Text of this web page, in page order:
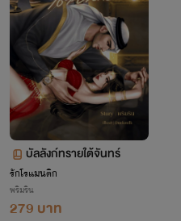
บัลลังก์ทรายใต้จันทร์
รักโรแมนติก
พริมริน
279 บาท